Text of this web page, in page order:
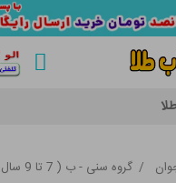
/ گروه سنی - ب ( 7 تا 9 سال )